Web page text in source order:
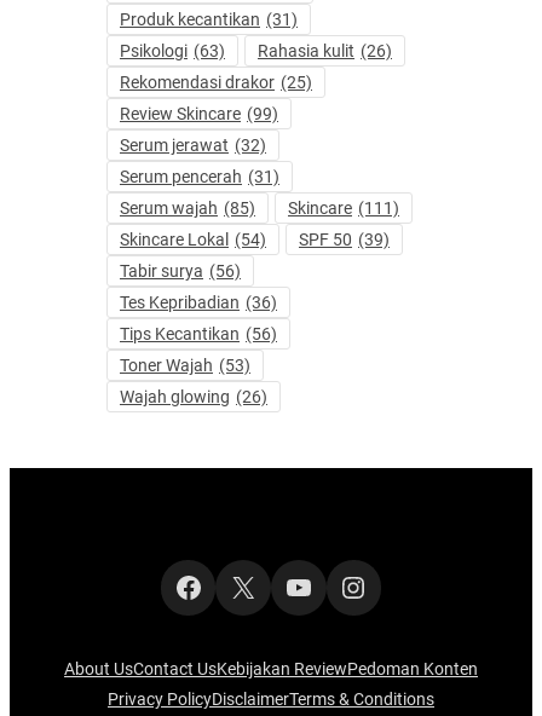
Produk kecantikan (31)
Psikologi (63) Rahasia kulit (26)
Rekomendasi drakor (25)
Review Skincare (99)
Serum jerawat (32)
Serum pencerah (31)
Serum wajah (85) Skincare (111)
Skincare Lokal
(54) SPF 50 (39)
Tabir surya (56)
Tes Kepribadian (36)
Tips Kecantikan (56)
Toner Wajah (53)
Wajah glowing (26)
Facebook
X YouTubeInstagram
About UsContact UsKebijakan ReviewPedoman Konten
Privacy PolicyDisclaimerTerms & Conditions